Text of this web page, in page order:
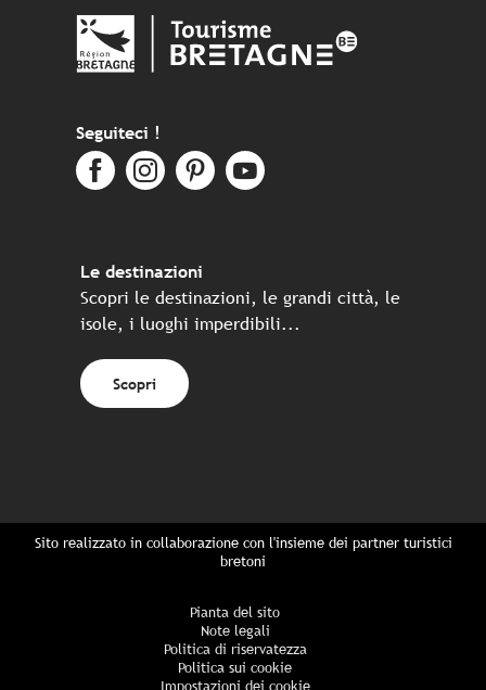
Seguiteci !
Le destinazioni
Scopri le destinazioni, le grandi città, le
isole, i luoghi imperdibili...
Scopri
Sito realizzato in collaborazione con l'insieme dei partner turistici
bretoni
Pianta del sito
Note legali
Politica di riservatezza
Politica sui cookie
Impostazioni dei cookie